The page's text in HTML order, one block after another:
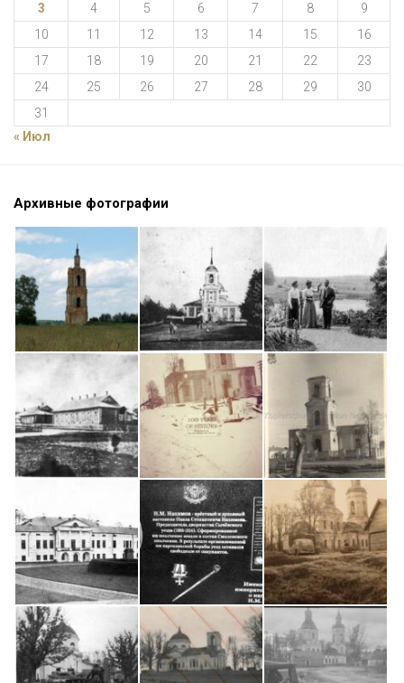
3
4 5 6 7 8
9
10
11 12 13 14 15
16
17
18 19 20 21 22
23
24
25 26 27 28 29
30
31
« Июл
Архивные фотографии